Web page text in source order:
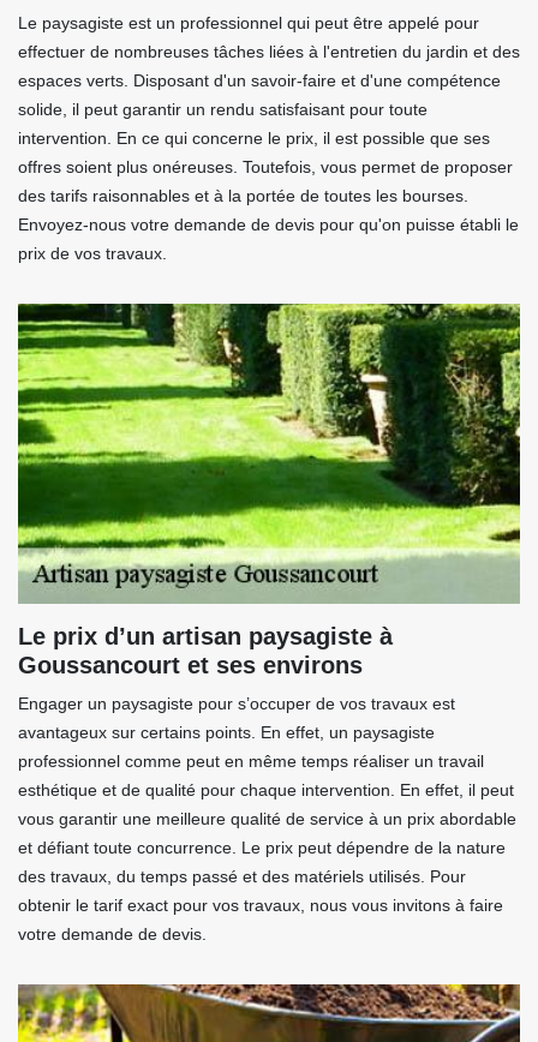
Le paysagiste est un professionnel qui peut être appelé pour
effectuer de nombreuses tâches liées à l'entretien du jardin et des
espaces verts. Disposant d'un savoir-faire et d'une compétence
solide, il peut garantir un rendu satisfaisant pour toute
intervention. En ce qui concerne le prix, il est possible que ses
offres soient plus onéreuses. Toutefois, vous permet de proposer
des tarifs raisonnables et à la portée de toutes les bourses.
Envoyez-nous votre demande de devis pour qu'on puisse établi le
prix de vos travaux.
Le prix d’un artisan paysagiste à
Goussancourt et ses environs
Engager un paysagiste pour s’occuper de vos travaux est
avantageux sur certains points. En effet, un paysagiste
professionnel comme peut en même temps réaliser un travail
esthétique et de qualité pour chaque intervention. En effet, il peut
vous garantir une meilleure qualité de service à un prix abordable
et défiant toute concurrence. Le prix peut dépendre de la nature
des travaux, du temps passé et des matériels utilisés. Pour
obtenir le tarif exact pour vos travaux, nous vous invitons à faire
votre demande de devis.